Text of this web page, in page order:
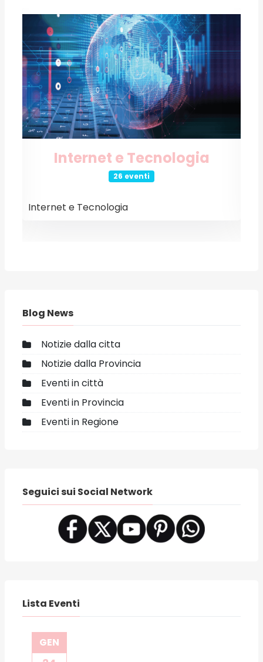
Internet e Tecnologia
26 eventi
Internet e Tecnologia
Blog News
Notizie dalla citta
Notizie dalla Provincia
Eventi in città
Eventi in Provincia
Eventi in Regione
Seguici sui Social Network
Lista Eventi
GEN